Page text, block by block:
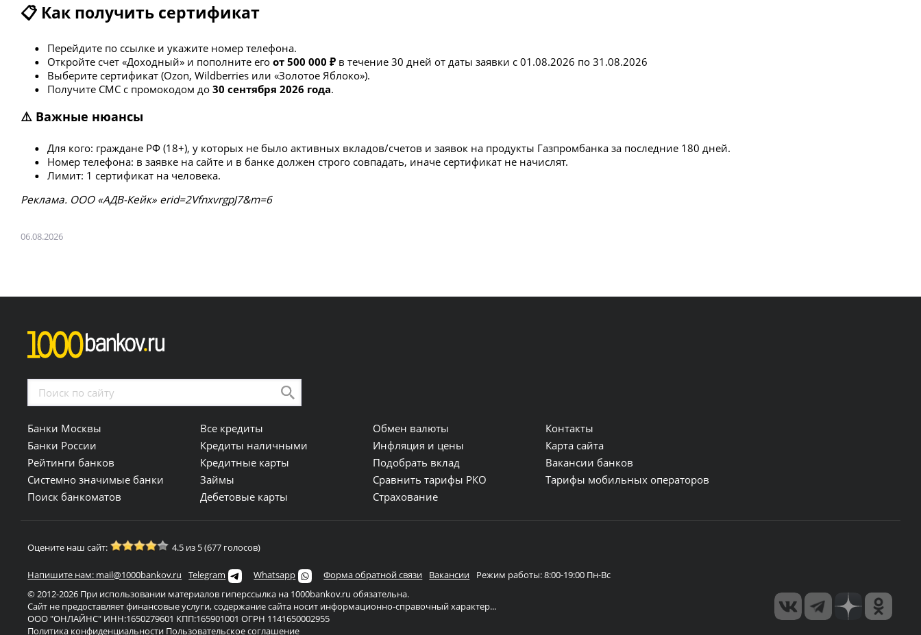
📋 Как получить сертификат
Перейдите по ссылке и укажите номер телефона.
Откройте счет «Доходный» и пополните его от 500 000 ₽в течение 30 дней от даты заявки с 01.08.2026 по 31.08.2026
Выберите сертификат (Ozon, Wildberries или «Золотое Яблоко»).
Получите СМС с промокодом до 30 сентября 2026 года.
⚠️ Важные нюансы
Для кого: граждане РФ (18+), у которых не было активных вкладов/счетов и заявок на продукты Газпромбанка за последние 180 дней.
Номер телефона: в заявке на сайте и в банке должен строго совпадать, иначе сертификат не начислят.
Лимит: 1 сертификат на человека.
Рeклaмa. ООО «АДВ-Кейк» erid=2VfnxvrgpJ7&m=6
06.08.2026
Банки Москвы
Банки России
Рейтинги банков
Системно значимые банки
Поиск банкоматов
Все кредиты
Кредиты наличными
Кредитные карты
Займы
Дебетовые карты
Обмен валюты
Инфляция и цены
Подобрать вклад
Сравнить тарифы РКО
Страхование
Контакты
Карта сайта
Вакансии банков
Тарифы мобильных операторов
Оцените наш сайт: 4.5 из 5 (677 голосов)
Напишите нам: mail@1000bankov.ru Telegram Whatsapp Форма обратной связи Вакансии
Режим работы: 8:00-19:00 Пн-Вс
© 2012-2026 При использовании материалов гиперссылка на 1000bankov.ru обязательна.
Сайт не предоставляет финансовые услуги, содержание сайта носит информационно-справочный характер...
ООО "ОНЛАЙНС" ИНН:1650279601 КПП:165901001 ОГРН 1141650002955
Политика конфиденциальности Пользовательское соглашение